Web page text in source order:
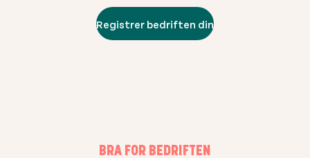
Registrer bedriften din
BRA FOR BEDRIFTEN